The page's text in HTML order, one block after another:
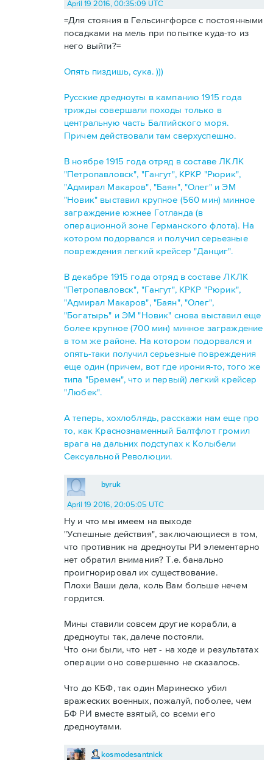
April 19 2016, 00:35:09 UTC
=Для стояния в Гельсингфорсе с постоянными
посадками на мель при попытке куда-то из
него выйти?=
Опять пиздишь, сука. )))
Русские дредноуты в кампанию 1915 года
трижды совершали походы только в
центральную часть Балтийского моря.
Причем действовали там сверхуспешно.
В ноябре 1915 года отряд в составе ЛКЛК
"Петропавловск", "Гангут", КРКР "Рюрик",
"Адмирал Макаров", "Баян", "Олег" и ЭМ
"Новик" выставил крупное (560 мин) минное
заграждение южнее Готланда (в
операционной зоне Германского флота). На
котором подорвался и получил серьезные
повреждения легкий крейсер "Данциг".
В декабре 1915 года отряд в составе ЛКЛК
"Петропавловск", "Гангут", КРКР "Рюрик",
"Адмирал Макаров", "Баян", "Олег",
"Богатырь" и ЭМ "Новик" снова выставил еще
более крупное (700 мин) минное заграждение
в том же районе. На котором подорвался и
опять-таки получил серьезные повреждения
еще один (причем, вот где ирония-то, того же
типа "Бремен", что и первый) легкий крейсер
"Любек".
А теперь, хохлоблядь, расскажи нам еще про
то, как Краснознаменный Балтфлот громил
врага на дальних подступах к Колыбели
Сексуальной Революции.
byruk
April 19 2016, 20:05:05 UTC
Ну и что мы имеем на выходе
"Успешные действия", заключающиеся в том,
что противник на дредноуты РИ элементарно
нет обратил внимания? Т.е. банально
проигнорировал их существование.
Плохи Ваши дела, коль Вам больше нечем
гордится.
Мины ставили совсем другие корабли, а
дредноуты так, далече постояли.
Что они были, что нет - на ходе и результатах
операции оно совершенно не сказалось.
Что до КБФ, так один Маринеско убил
вражеских военных, пожалуй, поболее, чем
БФ РИ вместе взятый, со всеми его
дредноутами.
kosmodesantnick